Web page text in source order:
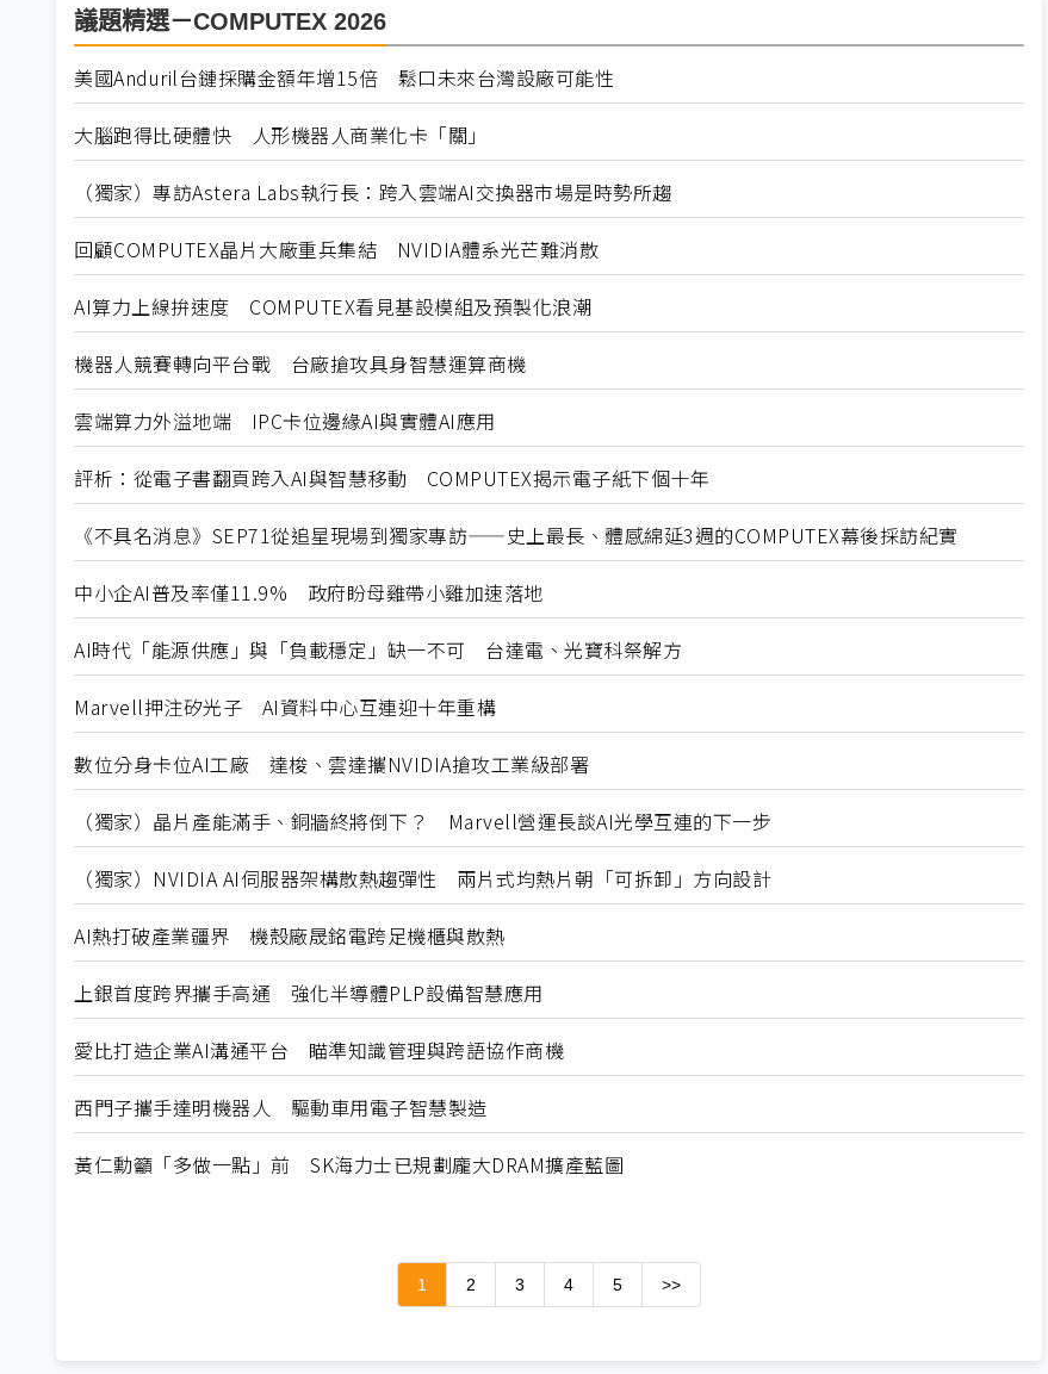
議題精選－COMPUTEX 2026
美國Anduril台鏈採購金額年增15倍 鬆口未來台灣設廠可能性
大腦跑得比硬體快 人形機器人商業化卡「關」
（獨家）專訪Astera Labs執行長：跨入雲端AI交換器市場是時勢所趨
回顧COMPUTEX晶片大廠重兵集結 NVIDIA體系光芒難消散
AI算力上線拚速度 COMPUTEX看見基設模組及預製化浪潮
機器人競賽轉向平台戰 台廠搶攻具身智慧運算商機
雲端算力外溢地端 IPC卡位邊緣AI與實體AI應用
評析：從電子書翻頁跨入AI與智慧移動 COMPUTEX揭示電子紙下個十年
《不具名消息》SEP71從追星現場到獨家專訪——史上最長、體感綿延3週的COMPUTEX幕後採訪紀實
中小企AI普及率僅11.9% 政府盼母雞帶小雞加速落地
AI時代「能源供應」與「負載穩定」缺一不可 台達電、光寶科祭解方
Marvell押注矽光子 AI資料中心互連迎十年重構
數位分身卡位AI工廠 達梭、雲達攜NVIDIA搶攻工業級部署
（獨家）晶片產能滿手、銅牆終將倒下？ Marvell營運長談AI光學互連的下一步
（獨家）NVIDIA AI伺服器架構散熱趨彈性 兩片式均熱片朝「可拆卸」方向設計
AI熱打破產業疆界 機殼廠晟銘電跨足機櫃與散熱
上銀首度跨界攜手高通 強化半導體PLP設備智慧應用
愛比打造企業AI溝通平台 瞄準知識管理與跨語協作商機
西門子攜手達明機器人 驅動車用電子智慧製造
黃仁勳籲「多做一點」前 SK海力士已規劃龐大DRAM擴產藍圖
1 2 3 4 5 >>